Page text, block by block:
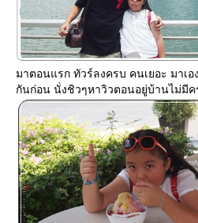
มาตอนแรก ทัวร์ลงครบ คนเยอะ มาเ
กันก่อน นั่งชิวๆหาวิวตอนอยู่บ้านไม่มีค